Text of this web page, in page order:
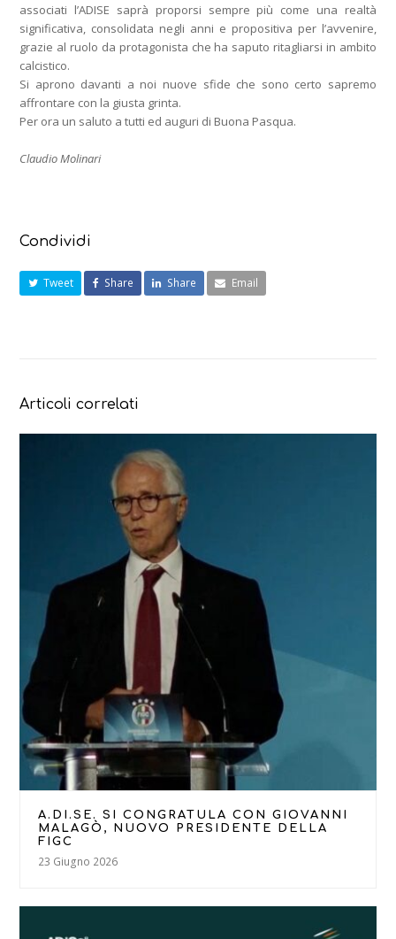
associati l’ADISE saprà proporsi sempre più come una realtà
significativa, consolidata negli anni e propositiva per l’avvenire,
grazie al ruolo da protagonista che ha saputo ritagliarsi in ambito
calcistico.
Si aprono davanti a noi nuove sfide che sono certo sapremo
affrontare con la giusta grinta.
Per ora un saluto a tutti ed auguri di Buona Pasqua.
Claudio Molinari
Condividi
Tweet Share Share Email
Articoli correlati
A.DI.SE. SI CONGRATULA CON GIOVANNI
MALAGÒ, NUOVO PRESIDENTE DELLA
FIGC
23 Giugno 2026